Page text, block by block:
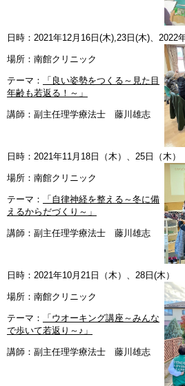
日時：2021年12月16日(木),23日(木)、
場所：南館クリニック
テーマ：
「良い姿勢をつくる～見た目
年齢も若返る！～」
講師：副主任理学療法士 藤川雄志
日時：2021年11月18日（木）
場所：南館クリニック
テーマ：
「自律神経を整える～冬に備
えるからだづくり～」
講師：副主任理学療法士 藤川雄志
日時：2021年10月21日（木）、28日(木）
場所：南館クリニック
テーマ：
「ウオーキング講座～みんな
で歩いて若返り～♪」
講師：副主任理学療法士 藤川雄志